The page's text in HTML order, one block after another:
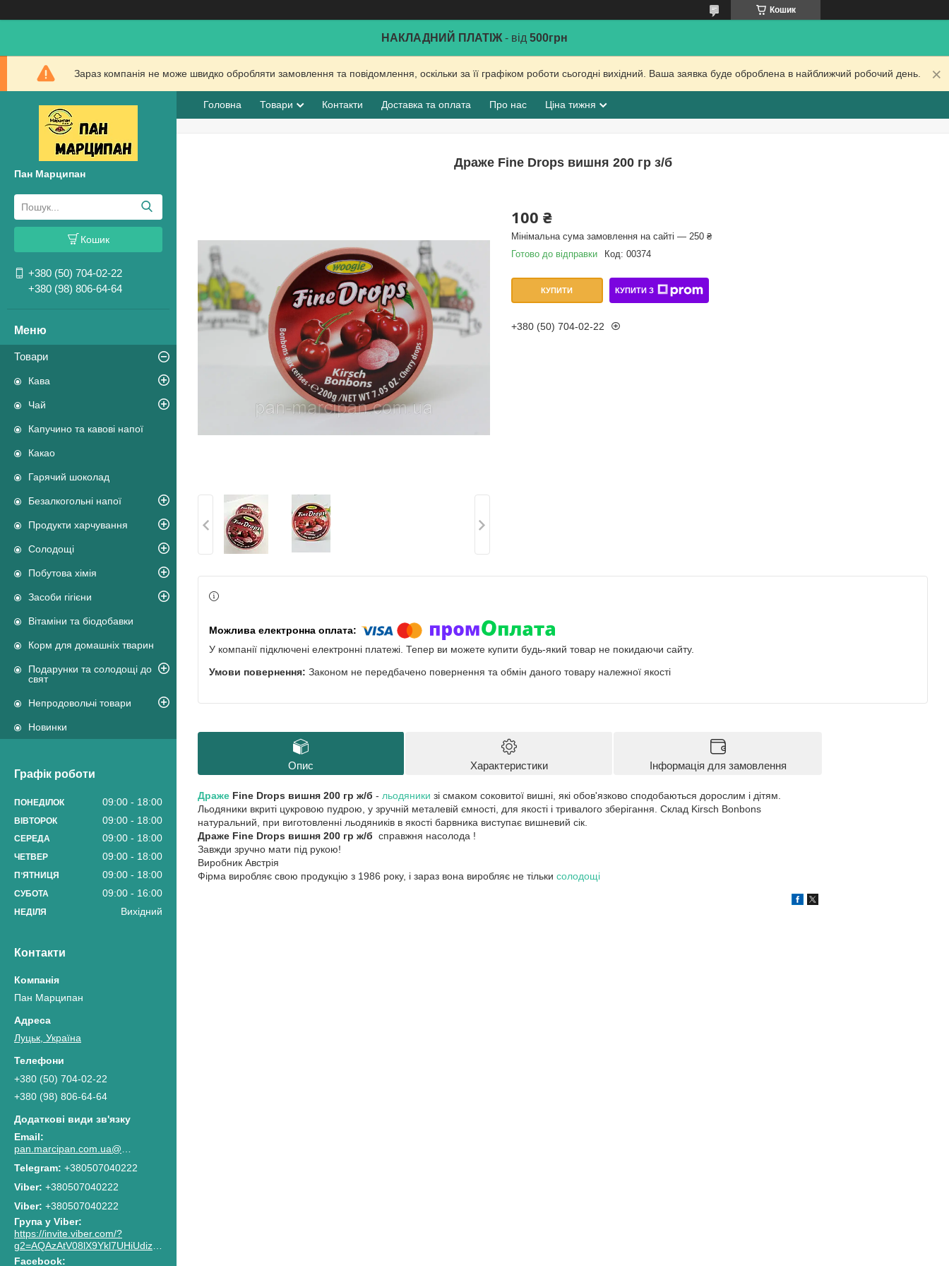
Кошик
НАКЛАДНИЙ ПЛАТІЖ - від 500грн
Зараз компанія не може швидко обробляти замовлення та повідомлення, оскільки за її графіком роботи сьогодні вихідний. Ваша заявка буде оброблена в найближчий робочий день.
Пан Марципан
Кошик
+380 (50) 704-02-22
+380 (98) 806-64-64
Товари
Кава
Чай
Капучино та кавові напої
Какао
Гарячий шоколад
Безалкогольні напої
Продукти харчування
Солодощі
Побутова хімія
Засоби гігієни
Вітаміни та біодобавки
Корм для домашніх тварин
Подарунки та солодощі до
свят
Непродовольчі товари
Новинки
Графік роботи
ПОНЕДІЛОК 09:00 18:00
ВІВТОРОК 09:00 18:00
СЕРЕДА 09:00 18:00
ЧЕТВЕР 09:00 18:00
ПʼЯТНИЦЯ 09:00 18:00
СУБОТА 09:00 16:00
НЕДІЛЯ Вихідний
Контакти
Пан Марципан
Луцьк, Україна
+380 (50) 704-02-22
+380 (98) 806-64-64
pan.marcipan.com.ua@gmail.com
+380507040222
+380507040222
Viber +380507040222
Група у Viber
https://invite.viber.com/?
g2=AQAzAtV08lX9Ykl7UHiUdiz2lJaGpR6lsG8M4RbzQPAkG0NWtCn7PhJnwk8g8F2c
Facebook
Головна Товари Контакти Доставка та оплата Про нас Ціна тижня
Драже Fine Drops вишня 200 гр з/б
100 ₴
Мінімальна сума замовлення на сайті — 250 ₴
Готово до відправки
Код: 00374
КУПИТИ КУПИТИ З
+380 (50) 704-02-22
У компанії підключені електронні платежі. Тепер ви можете купити будь-який товар не покидаючи сайту.
Законом не передбачено повернення та обмін даного товару належної якості
Опис Характеристики Інформація для замовлення
Драже Fine Drops вишня 200 гр ж/б - льодяники зі смаком соковитої вишні, які обов'язково сподобаються дорослим і дітям.
Льодяники вкриті цукровою пудрою, у зручній металевій ємності, для якості і тривалого зберігання. Склад Kirsch Bonbons
натуральний, при виготовленні льодяників в якості барвника виступає вишневий сік.
Драже Fine Drops вишня 200 гр ж/б справжня насолода !
Завжди зручно мати під рукою!
Виробник Австрія
Фірма виробляє свою продукцію з 1986 року, і зараз вона виробляє не тільки солодощі